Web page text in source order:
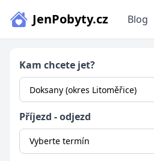
JenPobyty.cz Blog
Kam chcete jet?
Příjezd - odjezd
Vyberte termín